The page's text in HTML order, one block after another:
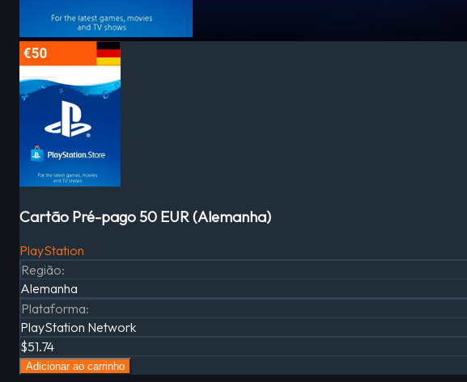
Cartão Pré-pago 50 EUR (Alemanha)
PlayStation
Região:
Alemanha
Plataforma:
PlayStation Network
$51.74
Adicionar ao carrinho